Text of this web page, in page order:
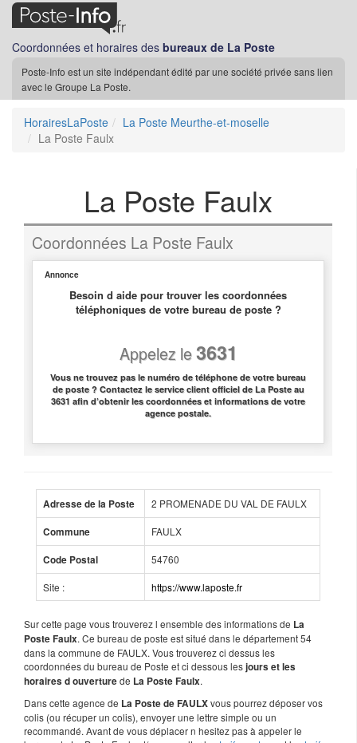
Coordonnées et horaires des bureaux de La Poste
Poste-Info est un site indépendant édité par une société privée sans lien
avec le Groupe La Poste.
HorairesLaPoste
La Poste Meurthe-et-moselle
La Poste Faulx
La Poste Faulx
Coordonnées La Poste Faulx
Annonce
Besoin d aide pour trouver les coordonnées
téléphoniques de votre bureau de poste ?
Appelez le3631
Vous ne trouvez pas le numéro de téléphone de votre bureau
de poste ? Contactez le service client officiel de La Poste au
3631 afin d’obtenir les coordonnées et informations de votre
agence postale.
Adresse de la Poste 2 PROMENADE DU VAL DE FAULX
Commune FAULX
Code Postal 54760
Site : https://www.laposte.fr
Sur cette page vous trouverez l ensemble des informations de La
Poste Faulx. Ce bureau de poste est situé dans le département 54
dans la commune de FAULX. Vous trouverez ci dessus les
coordonnées du bureau de Poste et ci dessous lesjours et les
horaires d ouverturede La Poste Faulx.
Dans cette agence de La Poste de FAULXvous pourrez déposer vos
colis (ou récuper un colis), envoyer une lettre simple ou un
recommandé. Avant de vous déplacer n hesitez pas à appeler le